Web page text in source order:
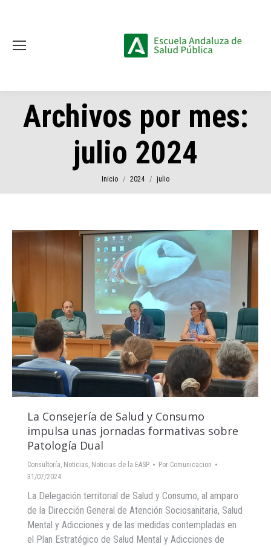
Archivos por mes:
julio 2024
Estás aquí:
Inicio 2024 julio
La Consejería de Salud y Consumo
impulsa unas jornadas formativas sobre
Patología Dual
Consultoría, Noticias, Noticias de la EASP Por Comunicacion
31/07/2024
La Delegación territorial de Salud y Consumo, al amparo
de la Dirección General de Atención Sociosanitaria, Salud
Mental y Adicciones y de las medidas contempladas en
el Plan Estratégico de Salud Mental y Adicciones de